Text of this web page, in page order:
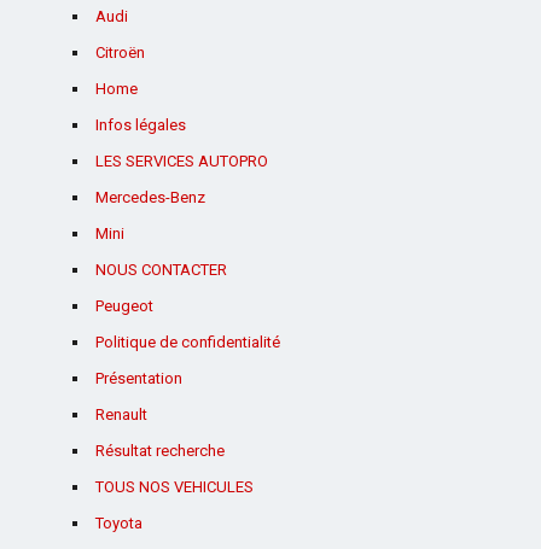
Audi
Citroën
Home
Infos légales
LES SERVICES AUTOPRO
Mercedes-Benz
Mini
NOUS CONTACTER
Peugeot
Politique de confidentialité
Présentation
Renault
Résultat recherche
TOUS NOS VEHICULES
Toyota